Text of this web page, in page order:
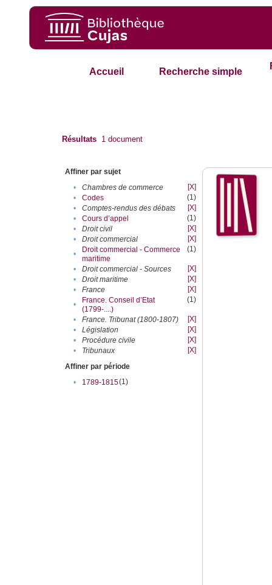
Accueil Recherche simple
Résultats 1 document
Affiner par sujet
•
Chambres de commerce
[X]
•
Codes
(1)
•
Comptes-rendus des débats
[X]
•
Cours d’appel
(1)
•
Droit civil
[X]
•
Droit commercial
[X]
•
Droit commercial - Commerce
maritime
(1)
• Droit commercial - Sources
[X]
•
Droit maritime
[X]
•
France
[X]
•
France. Conseil d’Etat
(1799-....)
(1)
• France. Tribunat (1800-1807)
[X]
•
Législation
[X]
•
Procédure civile
[X]
•
Tribunaux
[X]
Affiner par période
•
1789-1815(1)